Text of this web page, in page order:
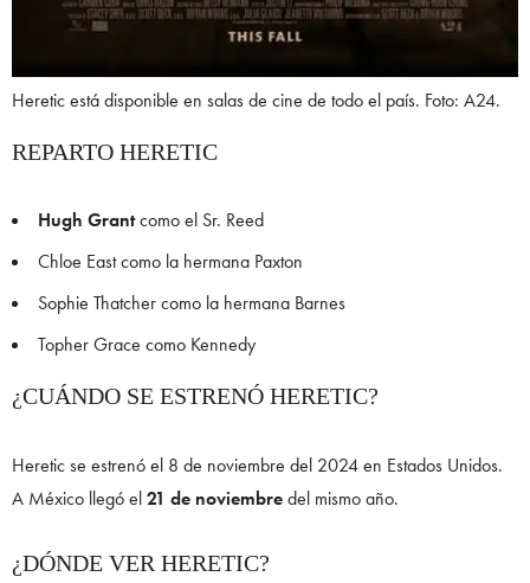
Heretic está disponible en salas de cine de todo el país. Foto: A24.
REPARTO HERETIC
Hugh Grantcomo el Sr. Reed
Chloe East como la hermana Paxton
Sophie Thatcher como la hermana Barnes
Topher Grace como Kennedy
¿CUÁNDO SE ESTRENÓ HERETIC?
Heretic se estrenó el 8 de noviembre del 2024 en Estados Unidos.
A México llegó el21 de noviembredel mismo año.
¿DÓNDE VER HERETIC?